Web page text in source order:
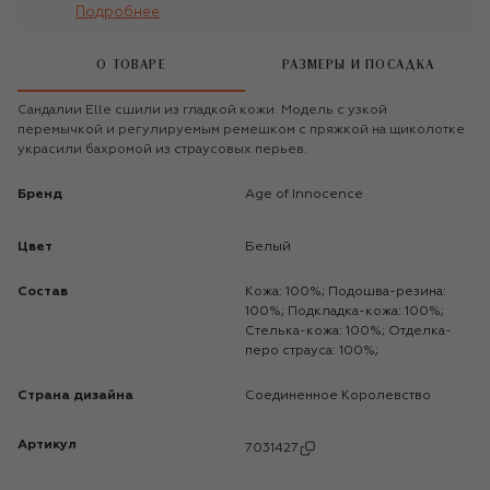
Подробнее
О ТОВАРЕ РАЗМЕРЫ И ПОСАДКА
Сандалии Elle сшили из гладкой кожи. Модель с узкой
перемычкой и регулируемым ремешком с пряжкой на щиколотке
украсили бахромой из страусовых перьев.
Бренд Age of Innocence
Цвет Белый
Состав
Кожа: 100%; Подошва-резина:
100%; Подкладка-кожа: 100%;
Стелька-кожа: 100%; Отделка-
перо страуса: 100%;
Страна дизайна Соединенное Королевство
Артикул 7031427